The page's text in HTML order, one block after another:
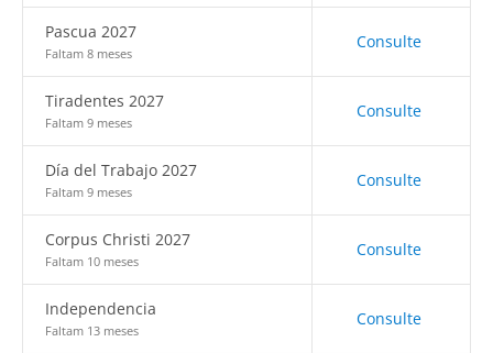
Pascua 2027
Faltam 8 meses
Consulte
Tiradentes 2027
Faltam 9 meses
Consulte
Día del Trabajo 2027
Faltam 9 meses
Consulte
Corpus Christi 2027
Faltam 10 meses
Consulte
Independencia
Faltam 13 meses
Consulte